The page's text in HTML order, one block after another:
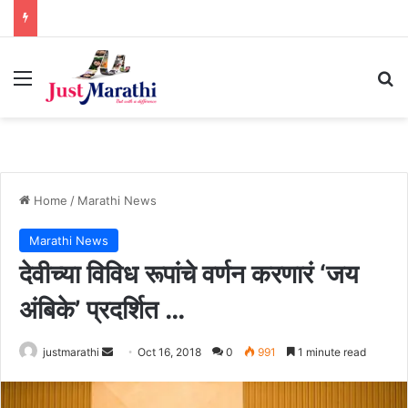
Menu
Home / Marathi News
Marathi News
देवीच्या विविध रूपांचे वर्णन करणारं ‘जय
अंबिके’ प्रदर्शित …
justmarathi Oct 16, 2018 0 991 1 minute read